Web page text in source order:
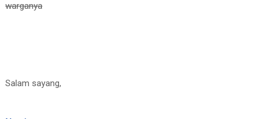
warganya
Salam sayang,